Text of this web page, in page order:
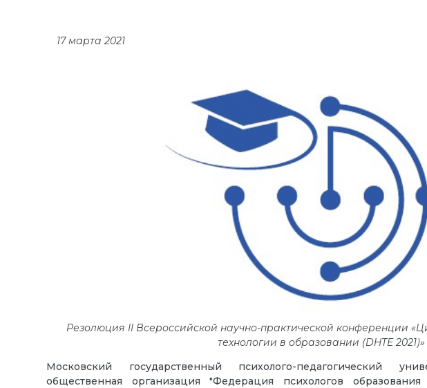
17 марта 2021
Резолюция II Всероссийской научно-практической конференции
технологии в образовании (DHTE 2021)»
Московский государственный психолого-педагогический
общественная организация "Федерация психологов